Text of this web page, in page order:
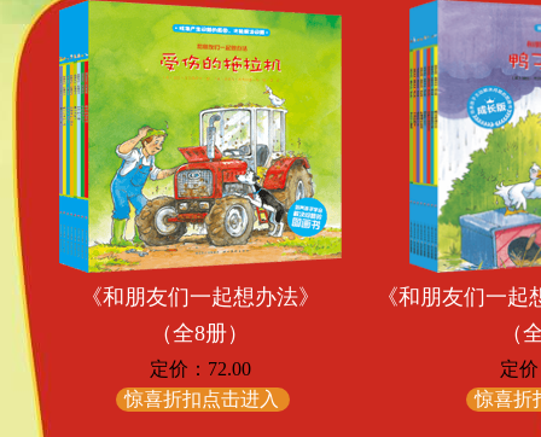
《和朋友们一起想办法》
（全8册）
定价：72.00
惊喜折扣点击进入
《和朋友们一
（
定
惊喜折